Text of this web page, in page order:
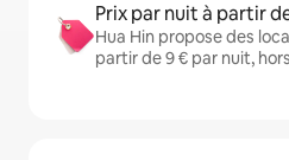
Prix par nuit à partir
Hua Hin propose des
partir de 9 € par nuit,